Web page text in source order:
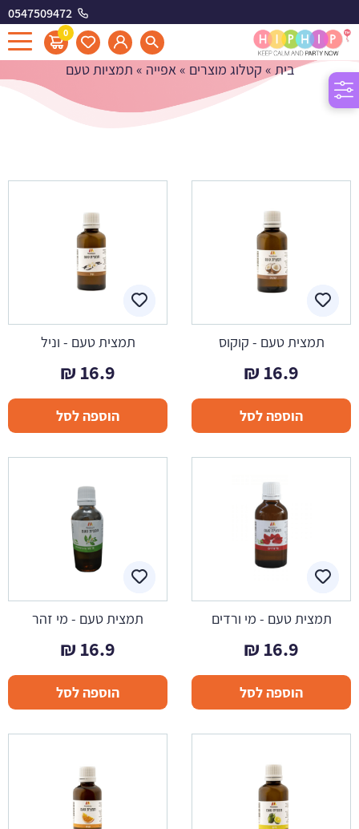
0547509472
0 תמציות טעם
בית » קטלוג מוצרים »אפייה » תמציות טעם
תמצית טעם - קוקוס
16.9
₪
הוספה לסל
תמצית טעם - וניל
16.9
₪
הוספה לסל
תמצית טעם - מי ורדים
16.9
₪
הוספה לסל
תמצית טעם - מי זהר
16.9
₪
הוספה לסל